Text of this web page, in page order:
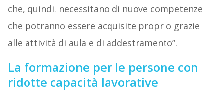
che, quindi, necessitano di nuove competenze
che potranno essere acquisite proprio grazie
alle attività di aula e di addestramento”.
La formazione per le persone con
ridotte capacità lavorative